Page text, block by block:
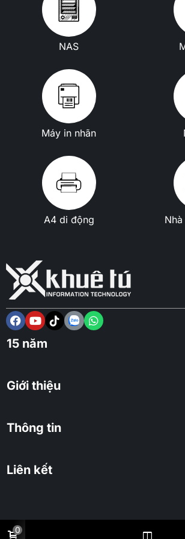
NAS
Máy in nhãn
A4 di động
15 năm
Giới thiệu
Thông tin
Liên kết
2025 KHUÊ TÚ Co., ltd. All rights reserved.
0